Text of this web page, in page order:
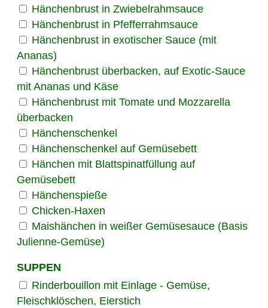
Hänchenbrust in Zwiebelrahmsauce
Hänchenbrust in Pfefferrahmsauce
Hänchenbrust in exotischer Sauce (mit
Ananas)
Hänchenbrust überbacken, auf Exotic-Sauce
mit Ananas und Käse
Hänchenbrust mit Tomate und Mozzarella
überbacken
Hänchenschenkel
Hänchenschenkel auf Gemüsebett
Hänchen mit Blattspinatfüllung auf
Gemüsebett
Hänchenspieße
Chicken-Haxen
Maishänchen in weißer Gemüsesauce (Basis
Julienne-Gemüse)
SUPPEN
Rinderbouillon mit Einlage - Gemüse,
Fleischklöschen, Eierstich